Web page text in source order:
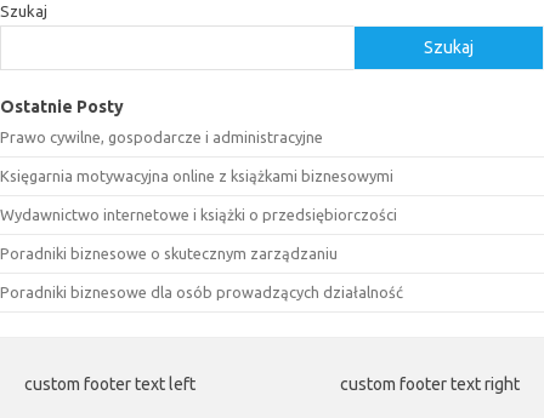
Szukaj
Szukaj
Ostatnie Posty
Prawo cywilne, gospodarcze i administracyjne
Księgarnia motywacyjna online z książkami biznesowymi
Wydawnictwo internetowe i książki o przedsiębiorczości
Poradniki biznesowe o skutecznym zarządzaniu
Poradniki biznesowe dla osób prowadzących działalność
custom footer text left custom footer text right